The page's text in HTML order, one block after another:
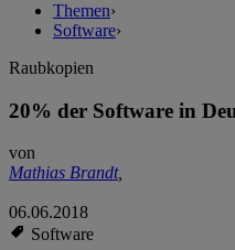
Themen›
Software›
Raubkopien
20% der Software in
von
Mathias Brandt,
06.06.2018
Software